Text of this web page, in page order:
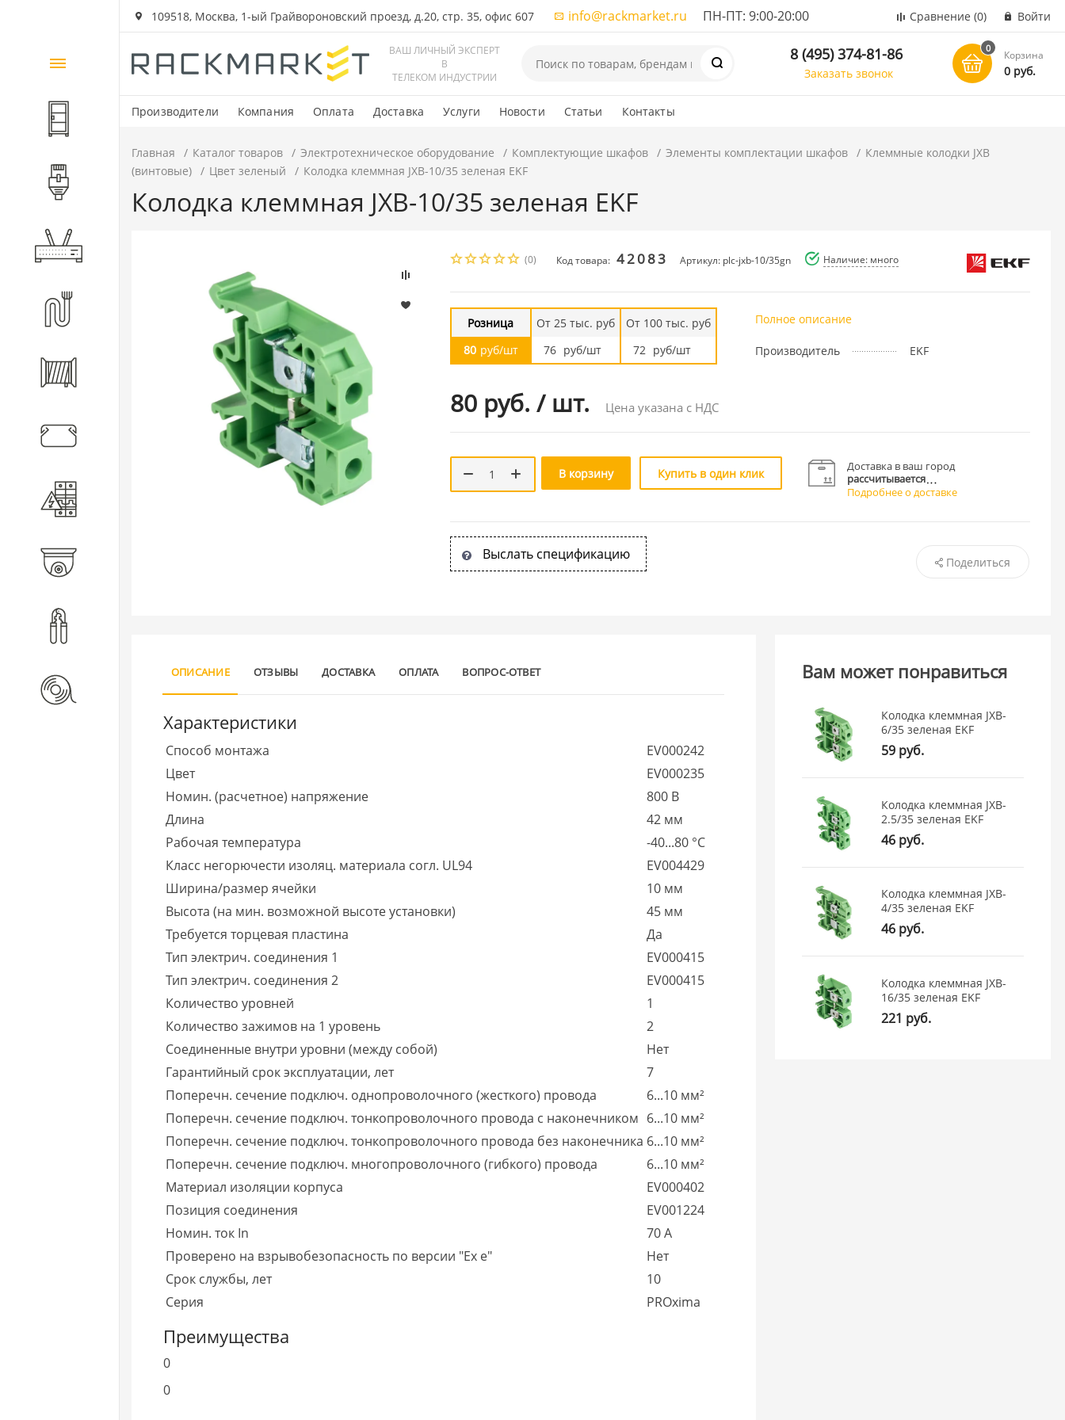
109518, Москва, 1-ый Грайвороновский проезд, д.20, стр. 35, офис 607 info@rackmarket.ru ПН-ПТ: 9:00-20:00 Сравнение (0) Войти
ВАШ ЛИЧНЫЙ ЭКСПЕРТ
В
ТЕЛЕКОМ ИНДУСТРИИ
8 (495) 374-81-86
Заказать звонок
0
Корзина
0 руб.
Производители Компания Оплата Доставка Услуги Новости Статьи Контакты
Каталог
товаров
Шкафы и стойки
Волоконно-оптические
Кабеленесущие системы
Главная Каталог товаров Электротехническое оборудование Комплектующие шкафов Элементы комплектации шкафов
Клеммные колодки JXB
(винтовые)
Цвет зеленый Колодка клеммная JXB-10/35 зеленая EKF
Колодка клеммная JXB-10/35 зеленая EKF
(0) Код товара: 42083 Артикул: plc-jxb-10/35gn Наличие: много
Розница
80 руб/шт
От 25 тыс. руб
76 руб/шт
От 100 тыс. руб
72 руб/шт
80 руб. / шт. Цена указана с НДС
Полное описание
Производитель EKF
В корзину Купить в один клик
Доставка в ваш город
рассчитывается
Подробнее о доставке
Выслать спецификацию Поделиться
ОПИСАНИЕ ОТЗЫВЫ ДОСТАВКА ОПЛАТА ВОПРОС-ОТВЕТ
Характеристики
Способ монтажа
EV000242
Цвет
EV000235
Номин. (расчетное) напряжение
800 В
Длина
42 мм
Рабочая температура
-40...80 °C
Класс негорючести изоляц. материала согл. UL94
EV004429
Ширина/размер ячейки
10 мм
Высота (на мин. возможной высоте установки)
45 мм
Требуется торцевая пластина
Да
Тип электрич. соединения 1
EV000415
Тип электрич. соединения 2
EV000415
Количество уровней
1
Количество зажимов на 1 уровень
2
Соединенные внутри уровни (между собой)
Нет
Гарантийный срок эксплуатации, лет
7
Поперечн. сечение подключ. однопроволочного (жесткого) провода
6...10 мм²
Поперечн. сечение подключ. тонкопроволочного провода с наконечником 6...10 мм²
Поперечн. сечение подключ. тонкопроволочного провода без наконечника 6...10 мм²
Поперечн. сечение подключ. многопроволочного (гибкого) провода
6...10 мм²
Материал изоляции корпуса
EV000402
Позиция соединения
EV001224
Номин. ток In
70 А
Проверено на взрывобезопасность по версии "Ex e"
Нет
Срок службы, лет
10
Серия
PROxima
Преимущества
0
0
Вам может понравиться
Колодка клеммная JXB-
6/35 зеленая EKF
59 руб.
Колодка клеммная JXB-
2.5/35 зеленая EKF
46 руб.
Колодка клеммная JXB-
4/35 зеленая EKF
46 руб.
Колодка клеммная JXB-
16/35 зеленая EKF
221 руб.